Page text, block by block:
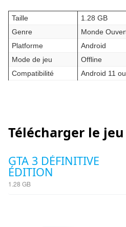
Taille
1.28 GB
Genre
Monde
Platforme
Android
Mode de jeu
Offline
Compatibilité
Android 11
Télécharger le
GTA 3 DÉFINITIVE
ÉDITION
1.28 GB